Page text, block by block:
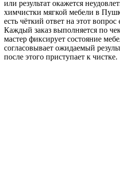
или результат окажется
химчистки мягкой мебели в
есть чёткий ответ на этот
Каждый заказ выполняется по
мастер фиксирует состояние
согласовывает ожидаемый
после этого приступает к чистке.